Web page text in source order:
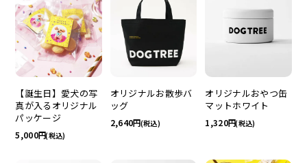
【誕生日】愛犬の写
真が入るオリジナル
パッケージ
5,000 (税込)
オリジナルお散歩バ
ッグ
2,640 (税込)
オリジナルおやつ缶
マットホワイト
1,320 (税込)